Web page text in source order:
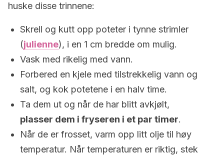
huske disse trinnene:
Skrell og kutt opp poteter i tynne strimler
(julienne), i en 1 cm bredde om mulig.
Vask med rikelig med vann.
Forbered en kjele med tilstrekkelig vann og
salt, og kok potetene i en halv time.
Ta dem ut og når de har blitt avkjølt,
plasser dem i fryseren i et par timer.
Når de er frosset, varm opp litt olje til høy
temperatur. Når temperaturen er riktig, stek